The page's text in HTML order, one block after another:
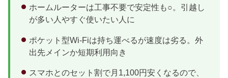
ホームルーターは工事不要で安定性も○。引越し
が多い人やすぐ使いたい人に
ポケット型Wi-Fiは持ち運べるが速度は劣る。外
出先メインか短期利用向き
スマホとのセット割で月1,100円安くなるので、